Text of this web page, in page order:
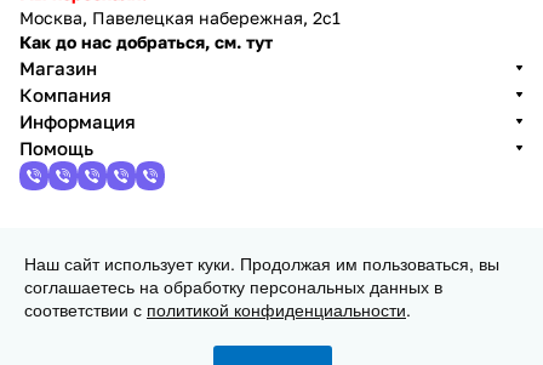
Москва, Павелецкая набережная, 2с1
Как до нас добраться, см. тут
Магазин
Компания
Информация
Помощь
комплектующих для 3D принтеров, ЧПУ станков и
робототехники
КонфиденциальностьОферта
Наш сайт использует куки. Продолжая им пользоваться, вы
соглашаетесь на обработку персональных данных в
соответствии с политикой конфиденциальности.